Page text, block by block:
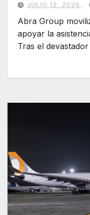
JULIO 12, 2026
Abra Group
apoyar la
Tras el